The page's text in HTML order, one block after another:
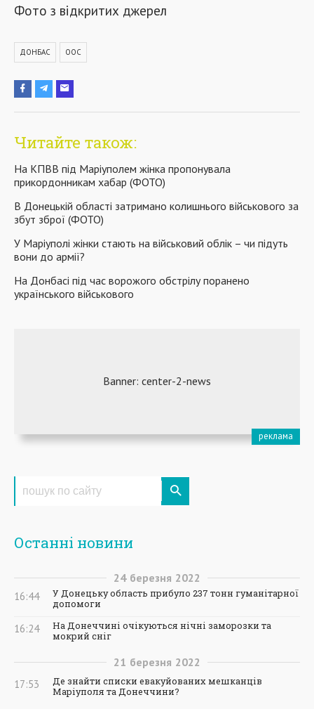
Фото з відкритих джерел
ДОНБАС ООС
Читайте також:
На КПВВ під Маріуполем жінка пропонувала
прикордонникам хабар (ФОТО)
В Донецькій області затримано колишнього військового за
збут зброї (ФОТО)
У Маріуполі жінки стають на військовий облік – чи підуть
вони до армії?
На Донбасі під час ворожого обстрілу поранено
українського військового
Останні новини
24 березня 2022
16:44
У Донецьку область прибуло 237 тонн гуманітарної
допомоги
16:24
На Донеччині очікуються нічні заморозки та
мокрий сніг
21 березня 2022
17:53
Де знайти списки евакуйованих мешканців
Маріуполя та Донеччини?